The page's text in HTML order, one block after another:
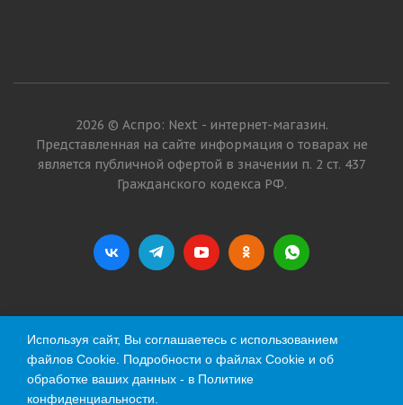
2026 © Аспро: Next - интернет-магазин.
Представленная на сайте информация о товарах не
является публичной офертой в значении п. 2 ст. 437
Гражданского кодекса РФ.
Используя сайт, Вы соглашаетесь с использованием
файлов Cookie. Подробности о файлах Cookie и об
обработке ваших данных - в Политике
конфиденциальности.